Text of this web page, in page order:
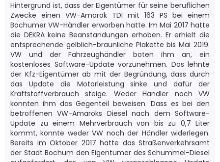
Hintergrund ist, dass der Eigentümer für seine beruflichen
Zwecke einen VW-Amarok TDI mit 163 PS bei einem
Bochumer VW-Händler erworben hatte. Im Mai 2017 hatte
die DEKRA keine Beanstandungen erhoben. Er erhielt die
entsprechende gelblich-bräunliche Plakette bis Mai 2019.
VW und der Fahrzeughändler boten ihm an, ein
kostenloses Software-Update vorzunehmen. Das lehnte
der Kfz-Eigentümer ab mit der Begründung, dass durch
das Update die Motorleistung sinke und dafür der
Kraftstoffverbrauch steige. Weder Händler noch VW
konnten ihm das Gegenteil beweisen. Dass es bei den
betroffenen VW-Amaroks Diesel nach dem Software-
Update zu einem Mehrverbrauch von bis zu 0,7 Liter
kommt, konnte weder VW noch der Händler widerlegen.
Bereits im Oktober 2017 hatte das Straßenverkehrsamt
der Stadt Bochum den Eigentümer des Schummel-Diesel